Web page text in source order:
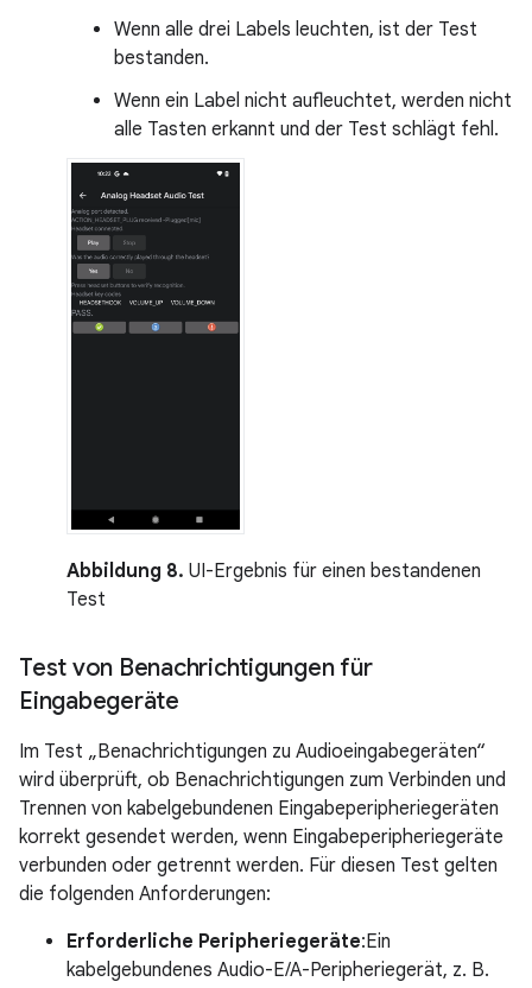
Wenn alle drei Labels leuchten, ist der Test
bestanden.
Wenn ein Label nicht aufleuchtet, werden nicht
alle Tasten erkannt und der Test schlägt fehl.
Abbildung 8. UI-Ergebnis für einen bestandenen
Test
Test von Benachrichtigungen für
Eingabegeräte
Im Test „Benachrichtigungen zu Audioeingabegeräten“
wird überprüft, ob Benachrichtigungen zum Verbinden und
Trennen von kabelgebundenen Eingabeperipheriegeräten
korrekt gesendet werden, wenn Eingabeperipheriegeräte
verbunden oder getrennt werden. Für diesen Test gelten
die folgenden Anforderungen:
Erforderliche Peripheriegeräte:Ein
kabelgebundenes Audio-E/A-Peripheriegerät, z. B.